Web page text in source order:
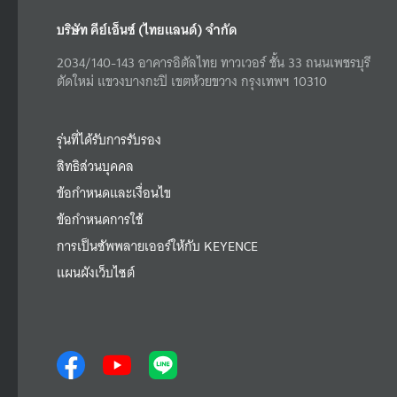
บริษัท คีย์เอ็นซ์ (ไทยแลนด์) จำกัด
2034/140-143 อาคารอิตัลไทย ทาวเวอร์ ชั้น 33 ถนนเพชรบุรี
ตัดใหม่ แขวงบางกะปิ เขตห้วยขวาง กรุงเทพฯ 10310
รุ่นที่ได้รับการรับรอง
สิทธิส่วนบุคคล
ข้อกำหนดและเงื่อนไข
ข้อกำหนดการใช้
การเป็นซัพพลายเออร์ให้กับ KEYENCE
แผนผังเว็บไซต์